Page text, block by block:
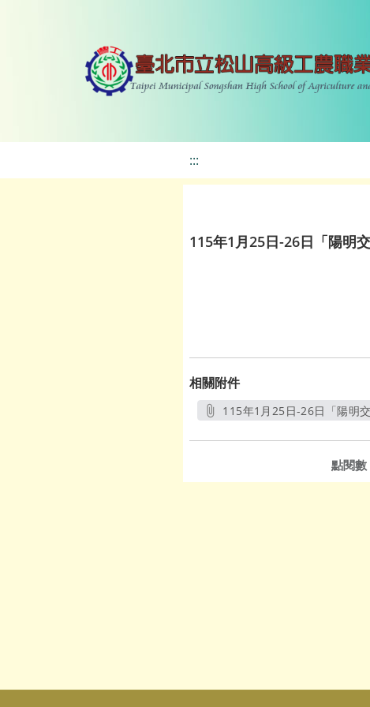
:::
115年1月25日-26日「陽明
相關附件
115年1月25日-26日「陽明
點閱數